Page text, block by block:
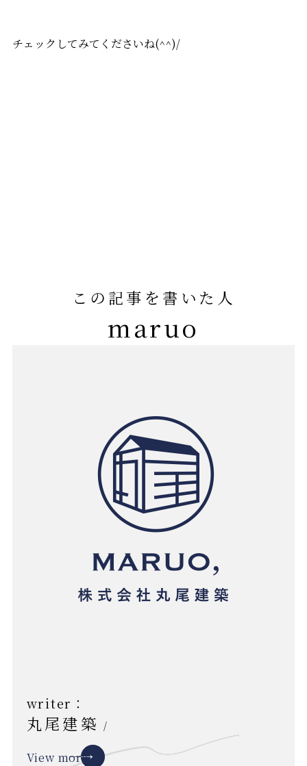
チェックしてみてくださいね(^^)/
この記事を書いた人
maruo
writer：
丸尾建築 /
View more